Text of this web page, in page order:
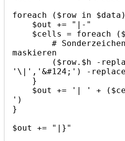
foreach ($row in
maskieren
'\|','&#124;') -
')
}
$out += "|}"